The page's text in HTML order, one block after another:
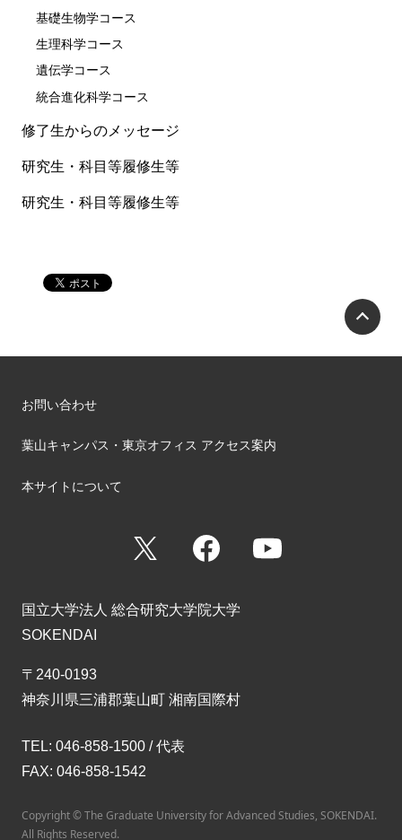
基礎生物学コース
生理科学コース
遺伝学コース
統合進化科学コース
修了生からのメッセージ
研究生・科目等履修生等
研究生・科目等履修生等
お問い合わせ
葉山キャンパス・東京オフィス アクセス案内
本サイトについて
Facebook
国立大学法人 総合研究大学院大学
SOKENDAI
〒240-0193
神奈川県三浦郡葉山町 湘南国際村
TEL: 046-858-1500 / 代表
FAX: 046-858-1542
Copyright © The Graduate University for Advanced Studies, SOKENDAI.
All Rights Reserved.